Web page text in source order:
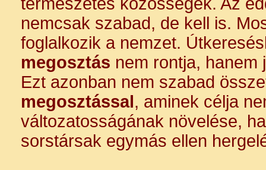
nemcsak szabad, de kell is.
foglalkozik a nemzet.
megosztás nem rontja, hanem
Ezt azonban nem szabad
megosztással, aminek célja
változatosságának növelése,
sorstársak egymás ellen